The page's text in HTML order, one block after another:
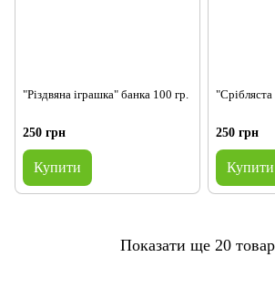
"Різдвяна іграшка" банка 100 гр.
250 грн
Купити
250 грн
Купити
Показати ще 20